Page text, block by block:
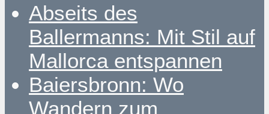
Abseits des
Ballermanns: Mit Stil auf
Mallorca entspannen
Baiersbronn: Wo
Wandern zum